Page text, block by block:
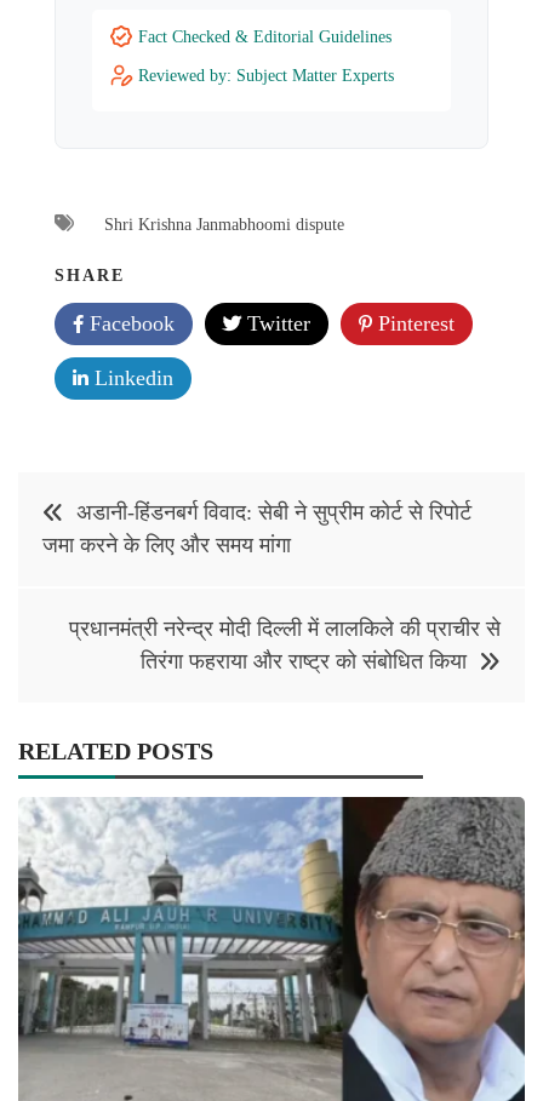
Fact Checked & Editorial Guidelines
Reviewed by: Subject Matter Experts
Shri Krishna Janmabhoomi dispute
SHARE
Facebook Twitter Pinterest
Linkedin
Post
navigation
अडानी-हिंडनबर्ग विवाद: सेबी ने सुप्रीम कोर्ट से रिपोर्ट
जमा करने के लिए और समय मांगा
प्रधानमंत्री नरेन्‍द्र मोदी दिल्‍ली में लालकिले की प्राचीर से
तिरंगा फहराया और राष्‍ट्र को संबोधित किया
RELATED POSTS